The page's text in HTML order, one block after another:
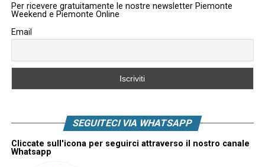
Per ricevere gratuitamente le nostre newsletter Piemonte
Weekend e Piemonte Online
Email
SEGUITECI VIA WHATSAPP
Cliccate sull'icona per seguirci attraverso il nostro canale
Whatsapp